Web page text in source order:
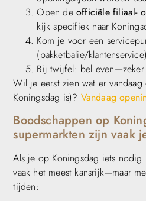
Open de officiële filiaal-
kijk specifiek naar
Kom je voor een
(pakketbalie/
Bij twijfel: bel
Wil je eerst zien wat er
Koningsdag is)? Vandaag
Boodschappen op
supermarkten zijn vaak
Als je op Koningsdag iets nodig
vaak het meest kansrijk—maar
tijden: